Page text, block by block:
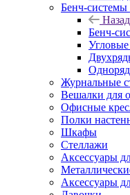
Бенч-системы
Назад
Бенч-
Журнальные
Вешалки для
Офисные
Полки
Шкафы
Стеллажи
Аксессуары
Аксессуары